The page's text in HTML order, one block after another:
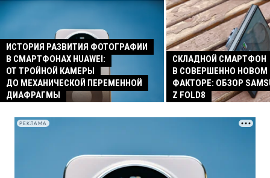
ИСТОРИЯ РАЗВИТИЯ ФОТОГРАФИИ
В СМАРТФОНАХ HUAWEI:
ОТ ТРОЙНОЙ КАМЕРЫ
ДО МЕХАНИЧЕСКОЙ ПЕРЕМЕННОЙ
ДИАФРАГМЫ
СКЛАДНОЙ СМАРТФОН
В СОВЕРШЕННО
ФАКТОРЕ: ОБЗОР
Z FOLD8
РЕКЛАМА